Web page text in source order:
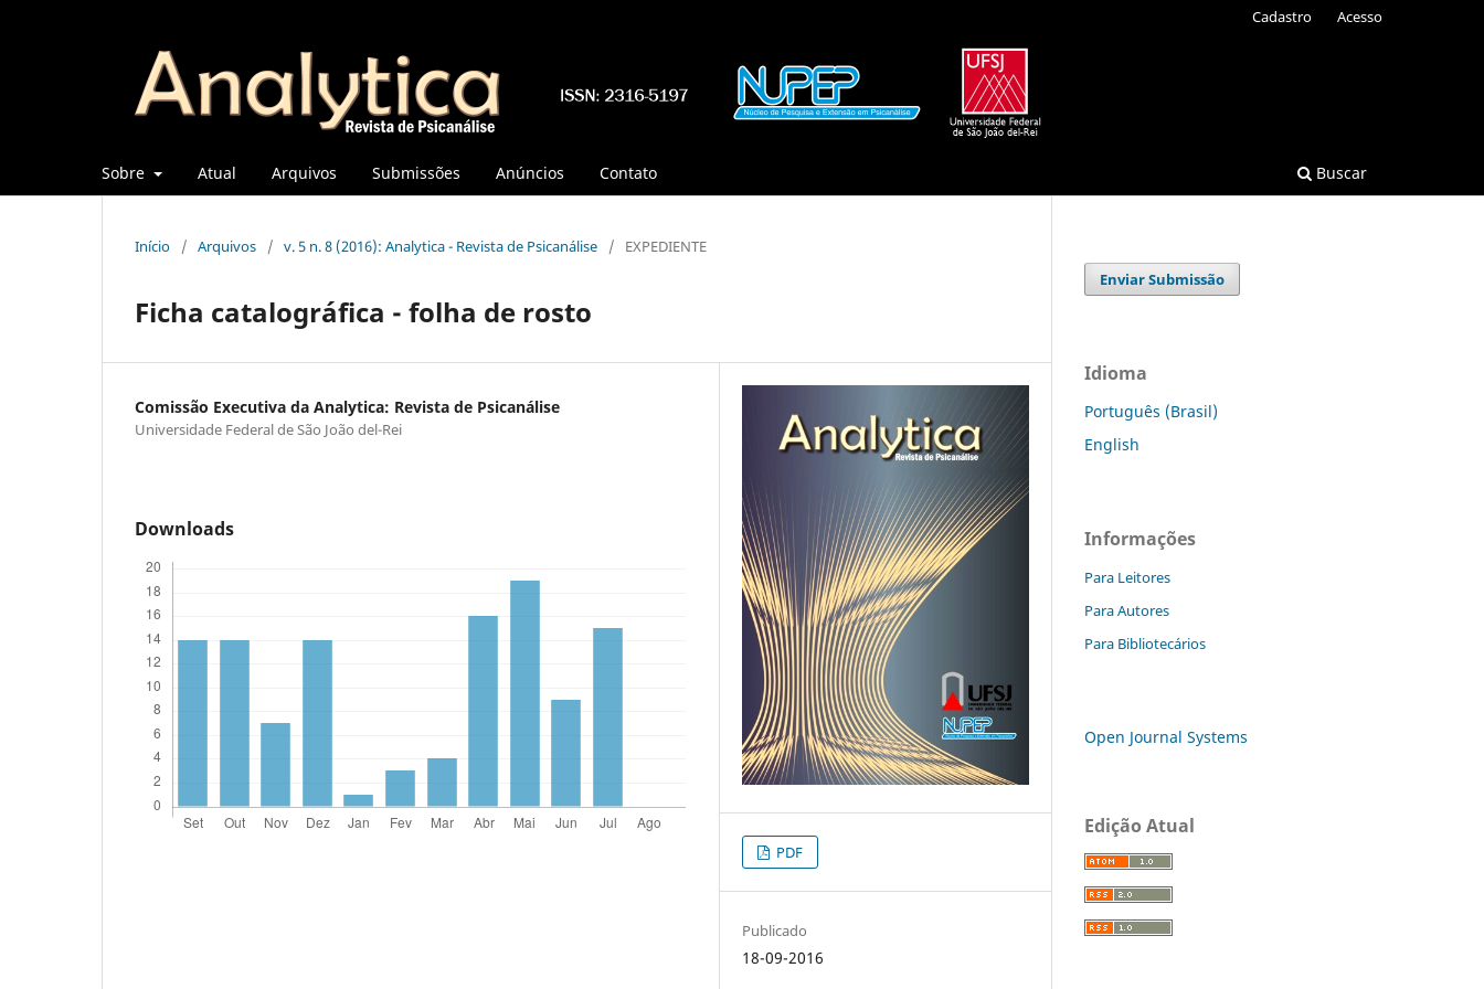
Sobre Atual Arquivos Submissões Anúncios Contato Buscar
Cadastro Acesso
Início / Arquivos / v. 5 n. 8 (2016): Analytica - Revista de Psicanálise / EXPEDIENTE
Ficha catalográfica - folha de rosto
Comissão Executiva da Analytica: Revista de Psicanálise
Universidade Federal de São João del-Rei
Downloads
PDF
Publicado
18-09-2016
Enviar Submissão
Idioma
Português (Brasil)
English
Informações
Para Leitores
Para Autores
Para Bibliotecários
Open Journal Systems
Edição Atual